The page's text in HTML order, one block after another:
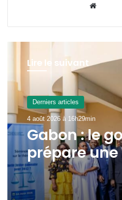
Lire le suivant
Derniers articles
4 août 2026 à 16h29min
Gabon : le
prépare une
pour